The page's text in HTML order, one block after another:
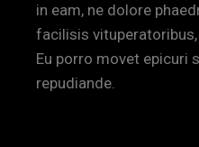
in eam, ne dolore
facilisis
Eu porro movet epicuri
repudiande.